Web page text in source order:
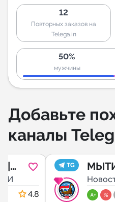
12
Повторных заказов на
Telega.in
50%
мужчины
Добавьте
каналы
|
4.8
TG
•
•